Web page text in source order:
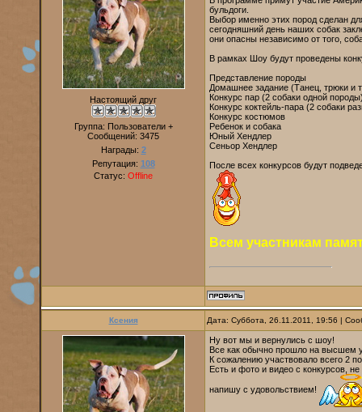
Настоящий друг
Группа: Пользователи +
Сообщений: 3475
Награды: 2
Репутация: 108
Статус: Offline
бульдоги.
Выбор именно этих пород сделан
сегодняшний день наших собак
они опасны независимо от того,
В рамках Шоу будут проведены
Представление породы
Домашнее задание (Танец, трюки и
Конкурс пар (2 собаки одной
Конкурс коктейль-пара (2 собаки
Конкурс костюмов
Ребенок и собака
Юный Хендлер
Сеньор Хендлер
После всех конкурсов будут
Всем участникам
Ксения Дата: Суббота, 26.11.2011, 19:56 |
Ну вот мы и вернулись с шоу!
Все как обычно прошло на высшем
К сожалению участвовало всего 2
Есть и фото и видео с конкурсов,
напишу с удовольствием!